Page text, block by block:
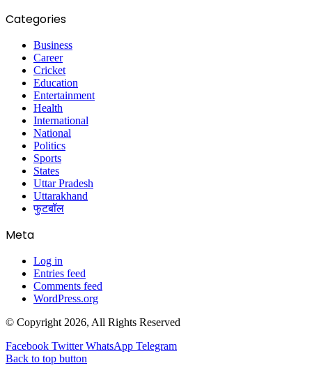
Categories
Business
Career
Cricket
Education
Entertainment
Health
International
National
Politics
Sports
States
Uttar Pradesh
Uttarakhand
फुटबॉल
Meta
Log in
Entries feed
Comments feed
WordPress.org
© Copyright 2026, All Rights Reserved
Facebook Twitter WhatsApp Telegram
Back to top button